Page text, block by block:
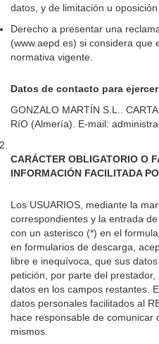
datos, y de limitación u
Derecho a presentar una
(www.aepd.es) si considera que
normativa vigente.
Datos de contacto para
GONZALO MARTÍN S.L..
RíO (Almería). E-mail:
CARÁCTER OBLIGATORIO O
INFORMACIÓN FACILITADA
Los USUARIOS, mediante la
correspondientes y la entrada
con un asterisco (*) en el
en formularios de descarga,
libre e inequívoca, que sus
petición, por parte del
datos en los campos restantes.
datos personales facilitados al
hace responsable de comunicar
mismos.